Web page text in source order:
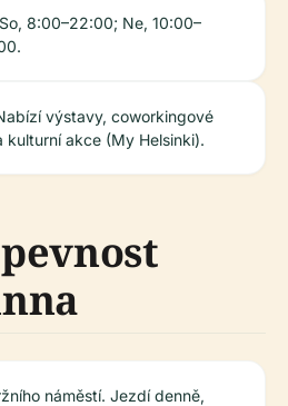
8:00–22:00; Ne, 10:00–
výstavy, coworkingové
kulturní akce (My Helsinki).
náměstí. Jezdí denně,